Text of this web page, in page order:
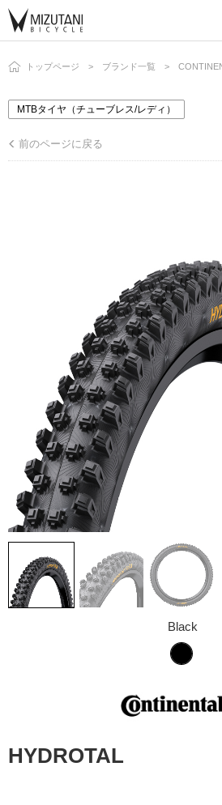
トップページ ブランド一覧
MTBタイヤ（チューブレス/レディ）
前のページに戻る
HYDROTAL
Black